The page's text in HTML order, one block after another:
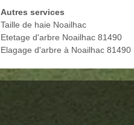
Autres services
Taille de haie Noailhac
Etetage d'arbre Noailhac 81490
Elagage d'arbre à Noailhac 81490